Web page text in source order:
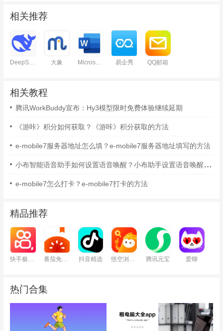
相关推荐
DeepSeek 大象 Microsoft Word 易企秀 QQ邮箱
相关教程
腾讯WorkBuddy宣布：Hy3模型限时免费体验继续延期
《游咔》积分如何获取？《游咔》积分获取的方法
e-mobile7服务器地址怎么填？e-mobile7服务器地址填写的方法
小布智能语音助手如何设置语音唤醒？小布助手设置语音唤醒的方法
e-mobile7怎么打卡？e-mobile7打卡的方法
精品推荐
快手极速版 番茄免费小说 抖音精选 悟空浏览器 腾讯元宝 爱聊
热门合集